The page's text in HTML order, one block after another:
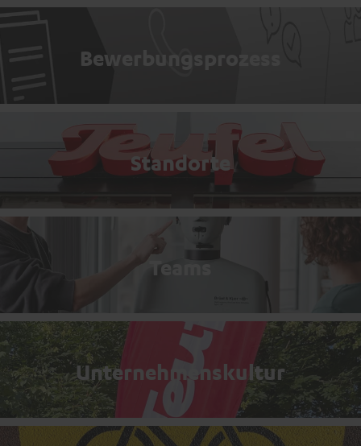
Bewerbungsprozess
Standorte
Teams
Unternehmenskultur